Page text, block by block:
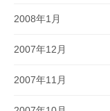
2008年1月
2007年12月
2007年11月